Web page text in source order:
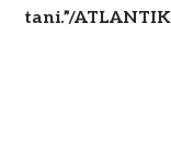
tani.”/